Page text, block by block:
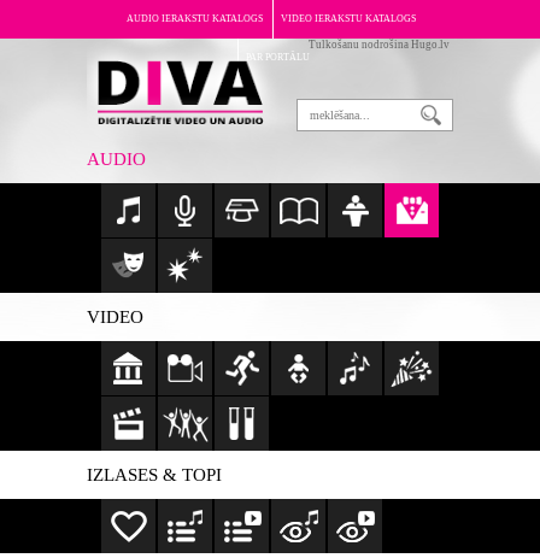
AUDIO IERAKSTU KATALOGS VIDEO IERAKSTU KATALOGS
PAR PORTĀLU
Tulkošanu nodrošina Hugo.lv
AUDIO
VIDEO
IZLASES & TOPI